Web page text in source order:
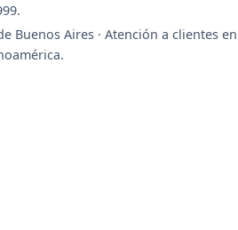
Buenos Aires · Atención a clientes en